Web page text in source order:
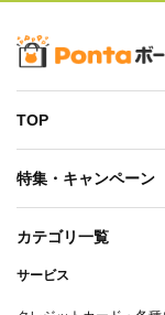
TOP
特集・キャンペーン
カテゴリ一覧
サービス